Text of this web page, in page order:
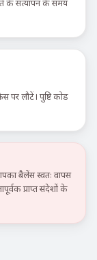
के सत्यापन के समय
पर लौटें। पुष्टि कोड
बैलेंस स्वतः वापस
प्राप्त संदेशों के